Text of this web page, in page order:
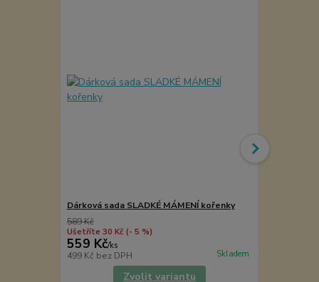
Dárková sada SLADKÉ MÁMENÍ kořenky
589 Kč
Ušetříte 30 Kč (- 5 %)
559 Kč/ks
499 Kč bez DPH Skladem
Zvolit variantu